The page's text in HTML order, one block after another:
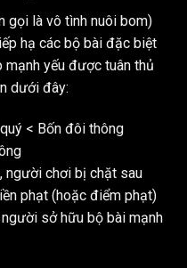
gọi là vô tình nuôi bom)
hạ các bộ bài đặc biệt
mạnh yếu được tuân thủ
dưới đây:
< Bốn đôi thông
người chơi bị chặt sau
phạt (hoặc điểm phạt)
sở hữu bộ bài mạnh